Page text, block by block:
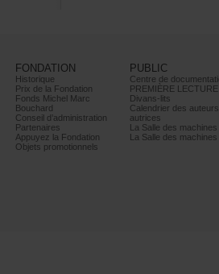
FONDATION
Historique
PrixdelaFondation
FondsMichelMarc
Bouchard
Conseild’administration
Partenaires
AppuyezlaFondation
Objetspromotionnels
PUBLIC
PREMIÈRELECTURE
Divans-lits
autrices